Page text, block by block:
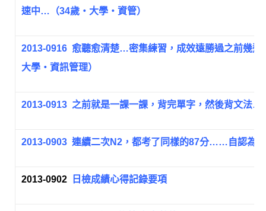
速中…（34歲‧大學‧資管）
2013-0916 愈聽愈清楚…密集練習，成效遠勝過之前幾
大學‧資訊管理）
2013-0913 之前就是一課一課，背完單字，然後背文法
2013-0903 連續二次N2，都考了同樣的87分……自認
2013-0902 日檢成績心得記錄要項